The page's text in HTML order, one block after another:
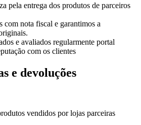
pela entrega dos produtos de parceiros
com nota fiscal e garantimos a
e avaliados regularmente portal
com os clientes
e devoluções
vendidos por lojas parceiras